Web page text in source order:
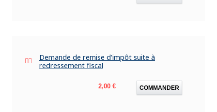
Demande de remise d'impôt suite à
redressement fiscal
Prix
2,00 € COMMANDER